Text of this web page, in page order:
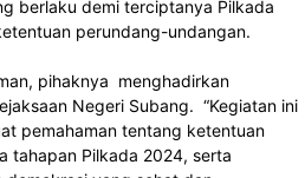
berlaku demi terciptanya Pilkada
perundang-undangan.
pihaknya menghadirkan
Negeri Subang. “Kegiatan ini
pemahaman tentang ketentuan
tahapan Pilkada 2024, serta